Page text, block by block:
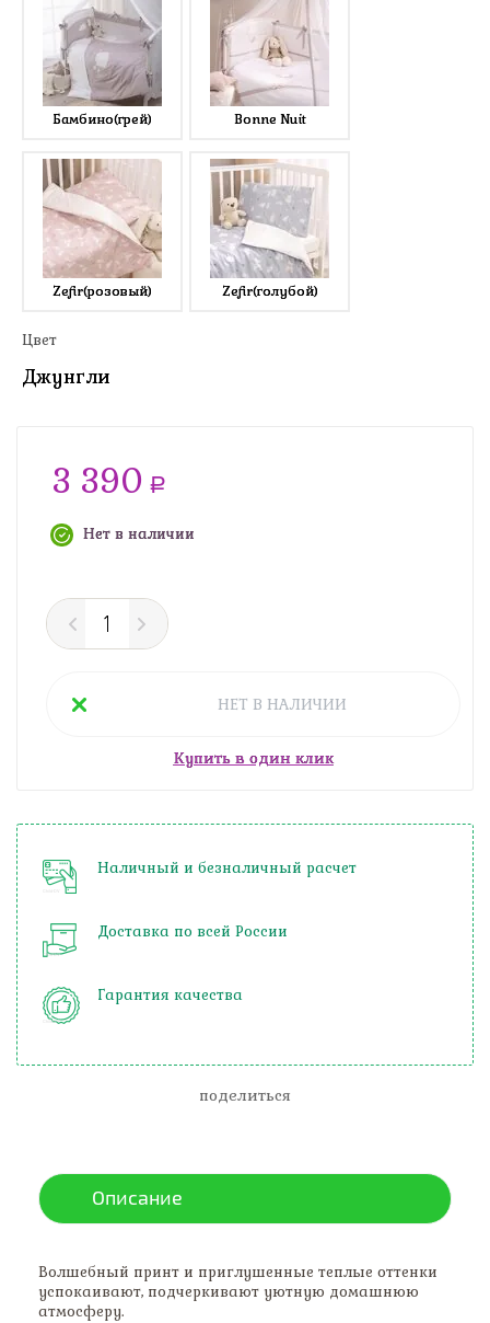
Бамбино(грей) Bonne Nuit
Zefir(розовый) Zefir(голубой)
Цвет
Джунгли
3 390 a
Нет в наличии
НЕТ В НАЛИЧИИ
Купить в один клик
Наличный и безналичный расчет
Доставка по всей России
Гарантия качества
поделиться
Описание
Волшебный принт и приглушенные теплые оттенки
успокаивают, подчеркивают уютную домашнюю
атмосферу.